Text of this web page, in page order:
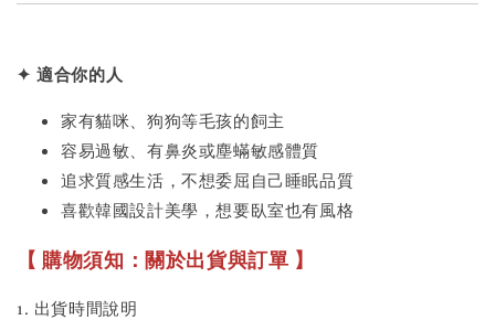
Greenies 健綠｜潔牙餅
NT$ 145 TWD
✦ 適合你的人
家有貓咪、狗狗等毛孩的飼主
容易過敏、有鼻炎或塵蟎敏感體質
追求質感生活，不想委屈自己睡眠品質
喜歡韓國設計美學，想要臥室也有風格
【 購物須知：關於出貨與訂單 】
1. 出貨時間說明